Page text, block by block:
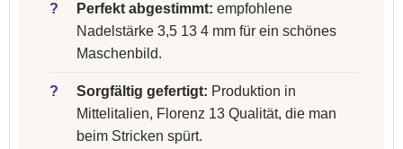
? Perfekt abgestimmt: empfohlene
Nadelstärke 3,5 13 4 mm für ein schönes
Maschenbild.
? Sorgfältig gefertigt: Produktion in
Mittelitalien, Florenz 13 Qualität, die man
beim Stricken spürt.